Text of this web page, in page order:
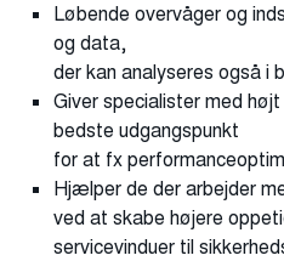
Løbende overvåger og
og data,
der kan analyseres også i
Giver specialister med
bedste udgangspunkt
for at fx
Hjælper de der arbejder
ved at skabe højere
servicevinduer til